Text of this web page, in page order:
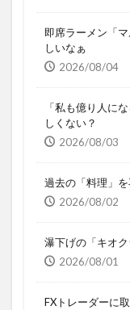
即席ラーメン「
しいなぁ
2026/08/04
「私も億り人に
しくない？
2026/08/03
過去の「料理」
2026/08/02
瀑下げの「キオ
2026/08/01
FXトレーダーに